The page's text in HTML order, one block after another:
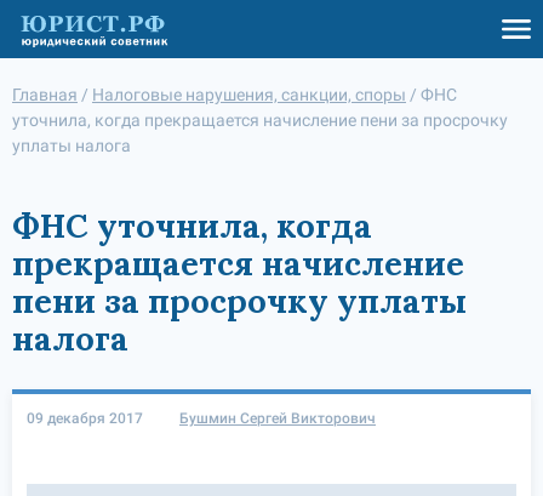
Главная / Налоговые нарушения, санкции, споры / ФНС
уточнила, когда прекращается начисление пени за просрочку
уплаты налога
ФНС уточнила, когда
прекращается начисление
пени за просрочку уплаты
налога
09 декабря 2017 Бушмин Сергей Викторович